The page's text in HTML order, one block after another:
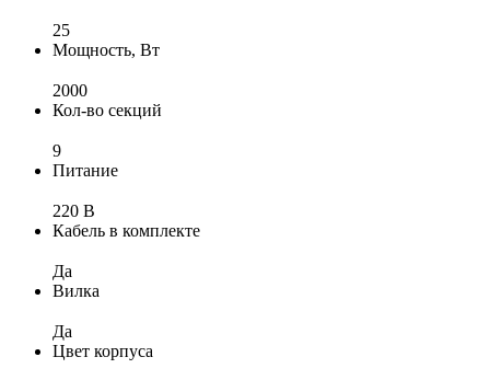
25
Мощность, Вт
2000
Кол-во секций
9
Питание
220 В
Кабель в комплекте
Да
Вилка
Да
Цвет корпуса